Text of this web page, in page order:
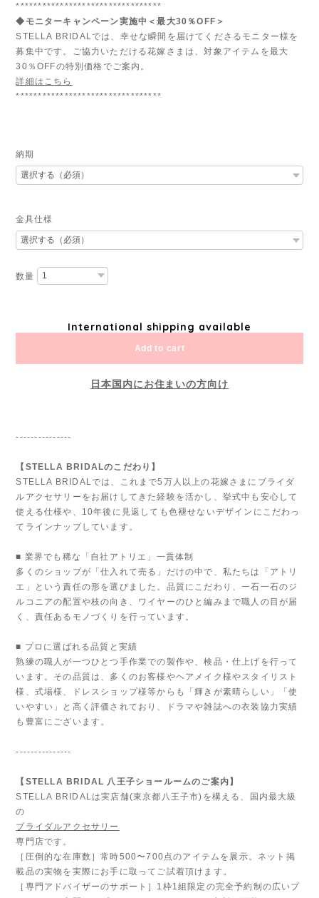
*********************************
◆モニターキャンペーン実施中＜最大30％OFF＞
STELLA BRIDALでは、幸せな瞬間を届けてくださるモニター様を
募集中です。ご協力いただける花嫁さまは、対象アイテムを最大
30％OFFの特別価格でご案内。
詳細はこちら
*********************************
納期
金具仕様
数量
International shipping available
Add to cart
日本国内にお住まいの方向け
---------------
【STELLA BRIDALのこだわり】
STELLA BRIDALでは、これまで5万人以上の花嫁さまにブライダ
ルアクセサリーをお届けしてきた経験を活かし、挙式中も安心して
使える仕様や、10年後に見返しても色褪せないデザインにこだわっ
てラインナップしています。
■ 業界でも稀な「自社アトリエ」一貫体制
多くのショップが「仕入れて売る」だけの中で、私たちは「アトリ
エ」という責任の形を選びました。品質にこだわり、一石一石のジ
ルコニアの配置や枝の向き、ワイヤーのひと編みまで職人の目が届
く、責任あるモノづくりを行っています。
■ プロに選ばれる品質と実績
熟練の職人が一つひとつ手作業での製作や、検品・仕上げを行って
います。その品質は、多くのお客様やヘアメイク様やスタイリスト
様、式場様、ドレスショップ様等からも「輝きが素晴らしい」「使
いやすい」と高く評価されており、ドラマや雑誌への衣装協力実績
も豊富にございます。
---------------
【STELLA BRIDAL 八王子ショールームのご案内】
STELLA BRIDALは実店舗(東京都八王子市)を構える、国内最大級
の
ブライダルアクセサリー
専門店です。
［圧倒的な在庫数］常時500〜700点のアイテムを展示。ネット掲
載品の実物を実際にお手に取ってご試着頂けます。
［専門アドバイザーのサポート］1枠1組限定の完全予約制の広いプ